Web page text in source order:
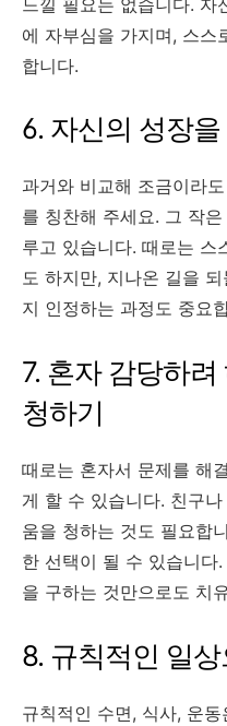
에 자부심을 가지며, 스스
합니다.
6. 자신의 성장
과거와 비교해 조금이라
를 칭찬해 주세요. 그 작
루고 있습니다. 때로는 스
도 하지만, 지나온 길을
지 인정하는 과정도 중요
7. 혼자 감당하
청하기
때로는 혼자서 문제를 해
게 할 수 있습니다. 친구
움을 청하는 것도 필요합
한 선택이 될 수 있습니다
을 구하는 것만으로도 치
8. 규칙적인 일
규칙적인 수면, 식사, 운